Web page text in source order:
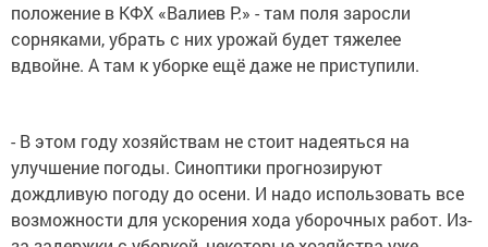
положение в КФХ «Валиев Р.» - там поля заросли
сорняками, убрать с них урожай будет тяжелее
вдвойне. А там к уборке ещё даже не приступили.
- В этом году хозяйствам не стоит надеяться на
улучшение погоды. Синоптики прогнозируют
дождливую погоду до осени. И надо использовать все
возможности для ускорения хода уборочных работ. Из-